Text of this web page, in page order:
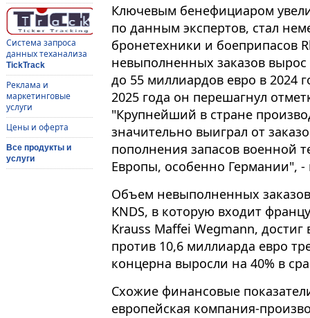
Система запроса
данных теханализа
TickTrack
Реклама и
маркетинговые
услуги
Цены и оферта
Все продукты и
услуги
Ключевым бенефициаром
по данным экспертов, стал
бронетехники и боеприпасов
невыполненных заказов вырос
до 55 миллиардов евро в 2024
2025 года он перешагнул
"Крупнейший в стране
значительно выиграл от
пополнения запасов военной
Европы, особенно Германии",
Объем невыполненных
KNDS, в которую входит
Krauss Maffei Wegmann,
против 10,6 миллиарда евро
концерна выросли на 40% в
Схожие финансовые
европейская компания-